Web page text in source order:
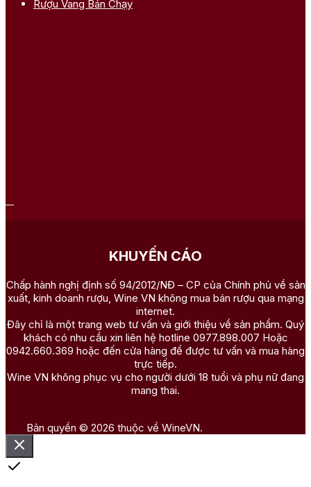
Rượu Vang Bán Chạy
KHUYẾN CÁO
Chấp hành nghị định số 94/2012/NĐ – CP của Chính phủ về sản
xuất, kinh doanh rượu, Wine VN không mua bán rượu qua mạng
internet.
Đây chỉ là một trang web tư vấn và giới thiệu về sản phẩm. Quý
khách có nhu cầu xin liên hệ hotline 0977.898.007 Hoặc
0942.660.369 hoặc đến cửa hàng để được tư vấn và mua hàng
trực tiếp.
Wine VN không phục vụ cho người dưới 18 tuổi và phụ nữ đang
mang thai.
Bản quyền © 2026 thuộc về WineVN.